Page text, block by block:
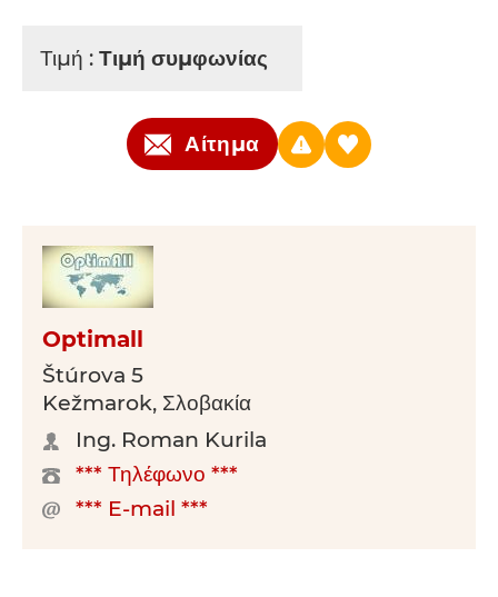
Τιμή : Τιμή συμφωνίας
Αίτημα
Optimall
Štúrova 5
Kežmarok, Σλοβακία
Ing. Roman Kurila
*** Τηλέφωνο ***
*** E-mail ***